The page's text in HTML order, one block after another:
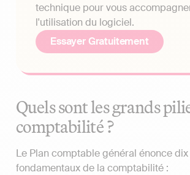
technique pour vous
l'utilisation du logiciel.
Essayer Gratuitement
Quels sont les grands
comptabilité ?
Le Plan comptable général énonce
fondamentaux de la comptabilité :